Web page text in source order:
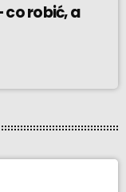
co robić, a